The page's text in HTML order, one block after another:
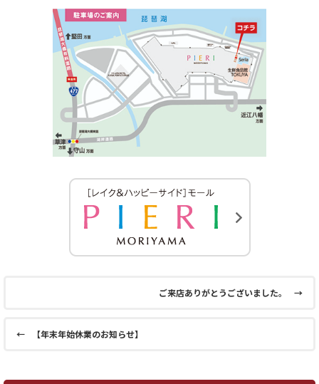
ご来店ありがとうございました。 →
← 【年末年始休業のお知らせ】